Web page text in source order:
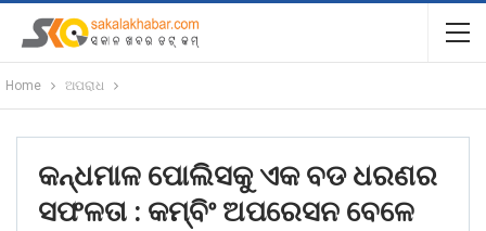
Home ଅପରାଧ
କନ୍ଧମାଳ ପୋଲିସକୁ ଏକ ବଡ ଧରଣର
ସଫଳତା : କମ୍ବିଂ ଅପରେସନ ବେଳେ